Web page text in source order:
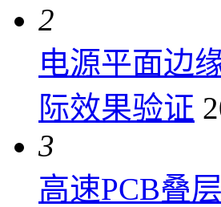
2
电源平面边
际效果验证
3
高速PCB叠